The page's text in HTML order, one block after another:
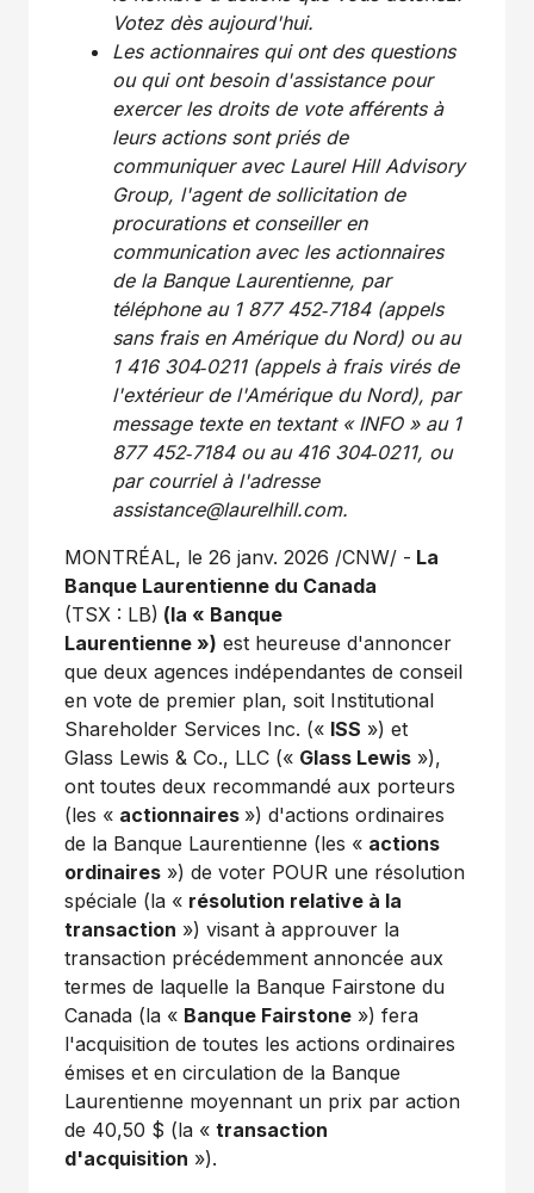
Votez dès aujourd'hui.
Les actionnaires qui ont des questions
ou qui ont besoin d'assistance pour
exercer les droits de vote afférents à
leurs actions sont priés de
communiquer avec Laurel Hill Advisory
Group, l'agent de sollicitation de
procurations et conseiller en
communication avec les actionnaires
de la Banque Laurentienne, par
téléphone au 1 877 452‑7184 (appels
sans frais en Amérique du Nord) ou au
1 416 304‑0211 (appels à frais virés de
l'extérieur de l'Amérique du Nord), par
message texte en textant « INFO » au 1
877 452‑7184 ou au 416 304‑0211, ou
par courriel à l'adresse
assistance@laurelhill.com.
MONTRÉAL, le 26 janv. 2026 /CNW/ - La
Banque Laurentienne du Canada
(TSX : LB) (la « Banque
Laurentienne ») est heureuse d'annoncer
que deux agences indépendantes de conseil
en vote de premier plan, soit Institutional
Shareholder Services Inc. (« ISS ») et
Glass Lewis & Co., LLC (« Glass Lewis »),
ont toutes deux recommandé aux porteurs
(les « actionnaires ») d'actions ordinaires
de la Banque Laurentienne (les « actions
ordinaires ») de voter POUR une résolution
spéciale (la « résolution relative à la
transaction ») visant à approuver la
transaction précédemment annoncée aux
termes de laquelle la Banque Fairstone du
Canada (la « Banque Fairstone ») fera
l'acquisition de toutes les actions ordinaires
émises et en circulation de la Banque
Laurentienne moyennant un prix par action
de 40,50 $ (la « transaction
d'acquisition »).